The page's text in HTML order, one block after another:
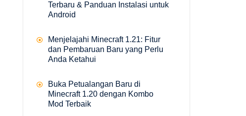
Terbaru & Panduan Instalasi untuk
Android
Menjelajahi Minecraft 1.21: Fitur
dan Pembaruan Baru yang Perlu
Anda Ketahui
Buka Petualangan Baru di
Minecraft 1.20 dengan Kombo
Mod Terbaik